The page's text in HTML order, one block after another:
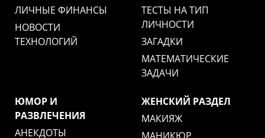
ЛИЧНЫЕ ФИНАНСЫ
НОВОСТИ
ТЕХНОЛОГИЙ
ТЕСТЫ НА ТИП
ЛИЧНОСТИ
ЗАГАДКИ
МАТЕМАТИЧЕСКИЕ
ЗАДАЧИ
ЮМОР И
РАЗВЛЕЧЕНИЯ
АНЕКДОТЫ
ЖЕНСКИЙ РАЗДЕЛ
МАКИЯЖ